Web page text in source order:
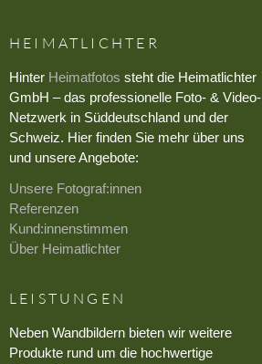
HEIMATLICHTER
Hinter Heimatfotos steht die Heimatlichter
GmbH – das professionelle Foto- & Video-
Netzwerk in Süddeutschland und der
Schweiz. Hier finden Sie mehr über uns
und unsere Angebote:
Unsere Fotograf:innen
Referenzen
Kund:innenstimmen
Über Heimatlichter
LEISTUNGEN
Neben Wandbildern bieten wir weitere
Produkte rund um die hochwertige